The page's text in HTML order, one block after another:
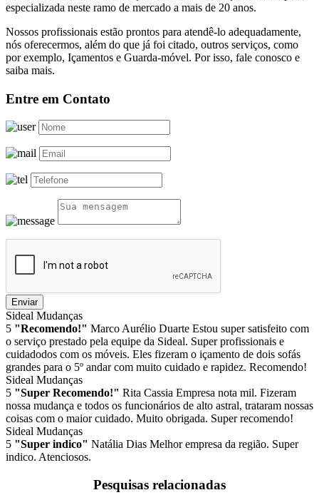
especializada neste ramo de mercado a mais de 20 anos.
Nossos profissionais estão prontos para atendê-lo adequadamente,
nós oferecermos, além do que já foi citado, outros serviços, como
por exemplo, Içamentos e Guarda-móvel. Por isso, fale conosco e
saiba mais.
Entre em Contato
Enviar
Sideal Mudanças
5 "Recomendo!" Marco Aurélio Duarte Estou super satisfeito com
o serviço prestado pela equipe da Sideal. Super profissionais e
cuidadodos com os móveis. Eles fizeram o içamento de dois sofás
grandes para o 5º andar com muito cuidado e rapidez. Recomendo!
Sideal Mudanças
5 "Super Recomendo!" Rita Cassia Empresa nota mil. Fizeram
nossa mudança e todos os funcionários de alto astral, trataram nossas
coisas com o maior cuidado. Muito obrigada. Super recomendo!
Sideal Mudanças
5 "Super indico" Natália Dias Melhor empresa da região. Super
indico. Atenciosos.
Pesquisas relacionadas